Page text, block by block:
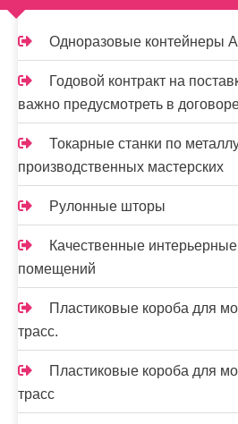
Одноразовые контейнеры
Годовой контракт на
важно предусмотреть в
Токарные станки по
производственных мастерских
Рулонные шторы
Качественные интерьерные
помещений
Пластиковые короба для
трасс.
Пластиковые короба для
трасс